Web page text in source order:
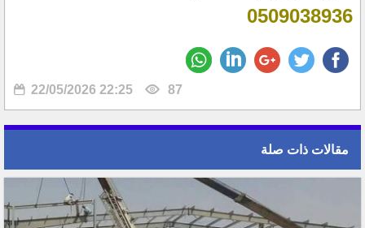
0509038936
22/05/2026 22:25 87
مقالات ذات صلة